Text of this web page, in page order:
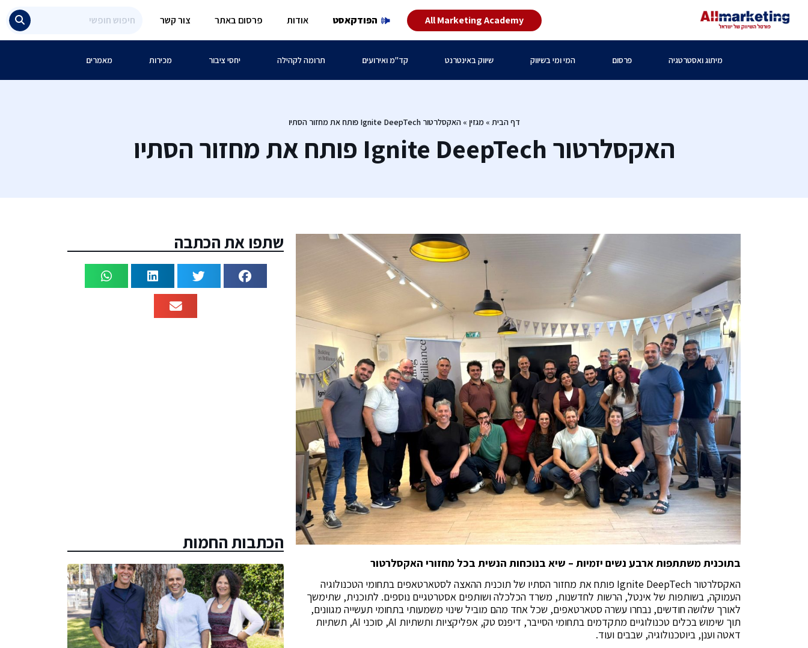
All Marketing Academy הפודקאסט אודות פרסום באתר צור קשר
מיתוג ואסטרטגיה פרסום המי ומי בשיווק שיווק באינטרנט קד"מ ואירועים תרומה לקהילה יחסי ציבור מכירות מאמרים
דף הבית » מגזין »האקסלרטור Ignite DeepTech פותח את מחזור הסתיו
האקסלרטור Ignite DeepTech פותח את מחזור הסתיו
בתוכנית משתתפות ארבע נשים יזמיות – שיא בנוכחות הנשית בכל מחזורי האקסלרטור
האקסלרטור Ignite DeepTech פותח את מחזור הסתיו של תוכנית ההאצה לסטארטאפים בתחומי הטכנולוגיה
העמוקה, בשותפות של אינטל, הרשות לחדשנות, משרד הכלכלה ושותפים אסטרטגיים נוספים. לתוכנית, שתימשך
לאורך שלושה חודשים, נבחרו עשרה סטארטאפים, שכל אחד מהם מוביל שינוי משמעותי בתחומי תעשייה מגוונים,
תוך שימוש בכלים טכנולוגיים מתקדמים בתחומי הסייבר, דיפנס טק, אפליקציות ותשתיות AI, סוכני AI, תשתיות
דאטה וענן, ביוטכנולוגיה, שבבים ועוד.
שתפו את הכתבה
הכתבות החמות